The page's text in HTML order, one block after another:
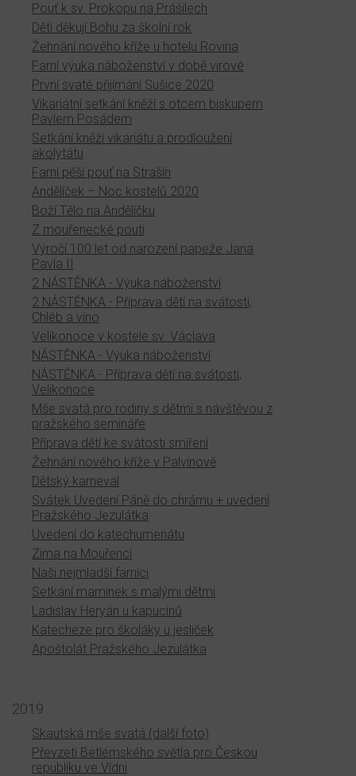
Pouť k sv. Prokopu na Prášilech
Děti děkují Bohu za školní rok
Žehnání nového kříže u hotelu Rovina
Farní výuka náboženství v době virové
První svaté přijímání Sušice 2020
Vikariátní setkání kněží s otcem biskupem
Pavlem Posádem
Setkání kněží vikariátu a prodloužení
akolytátu
Farní pěší pouť na Strašín
Andělíček – Noc kostelů 2020
Boží Tělo na Andělíčku
Z mouřenecké pouti
Výročí 100 let od narození papeže Jana
Pavla II
2 NÁSTĚNKA - Výuka náboženství
2 NÁSTĚNKA - Příprava dětí na svátosti,
Chléb a víno
Velikonoce v kostele sv. Václava
NÁSTĚNKA - Výuka náboženství
NÁSTĚNKA - Příprava dětí na svátosti,
Velikonoce
Mše svatá pro rodiny s dětmi s návštěvou z
pražského semináře
Příprava dětí ke svátosti smíření
Žehnání nového kříže v Palvínově
Dětský karneval
Svátek Uvedení Páně do chrámu + uvedení
Pražského Jezulátka
Uvedení do katechumenátu
Zima na Mouřenci
Naši nejmladší farníci
Setkání maminek s malými dětmi
Ladislav Heryán u kapucínů
Katecheze pro školáky u jesliček
Apoštolát Pražského Jezulátka
2019
Skautská mše svatá (další foto)
Převzetí Betlémského světla pro Českou
republiku ve Vídni